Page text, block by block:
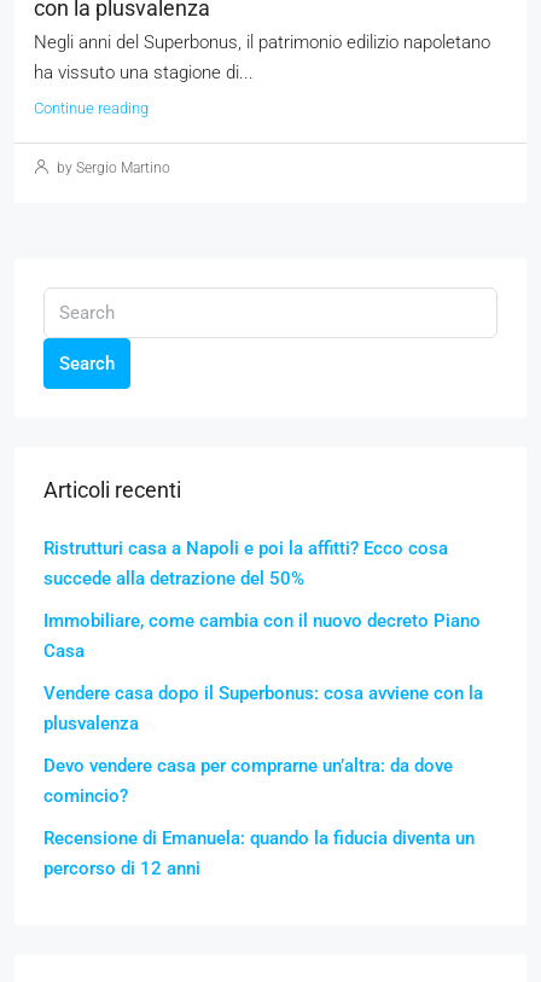
con la plusvalenza
Negli anni del Superbonus, il patrimonio edilizio napoletano
ha vissuto una stagione di...
Continue reading
by Sergio Martino
Search
Articoli recenti
Ristrutturi casa a Napoli e poi la affitti? Ecco cosa
succede alla detrazione del 50%
Immobiliare, come cambia con il nuovo decreto Piano
Casa
Vendere casa dopo il Superbonus: cosa avviene con la
plusvalenza
Devo vendere casa per comprarne un’altra: da dove
comincio?
Recensione di Emanuela: quando la fiducia diventa un
percorso di 12 anni